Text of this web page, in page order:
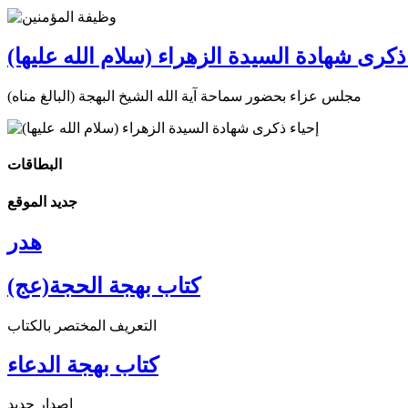
ذكرى شهادة السيدة الزهراء (سلام الله عليها)
مجلس عزاء بحضور سماحة آية الله الشيخ البهجة (البالغ مناه)
البطاقات
جديد الموقع
هدر
كتاب بهجة الحجة(عج)
التعريف المختصر بالكتاب
كتاب بهجة الدعاء
إصدار جديد